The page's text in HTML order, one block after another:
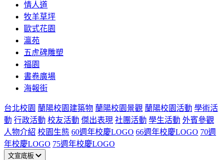
情人道
牧羊草坪
歐式花園
瀛苑
五虎碑雕塑
福園
書卷廣場
海報街
台北校園 蘭陽校園建築物 蘭陽校園景觀 蘭陽校園活動 學術活
動 行政活動 校友活動 傑出表現 社團活動 學生活動 外賓參觀
人物介紹 校園生態 60週年校慶LOGO 66週年校慶LOGO 70週
年校慶LOGO 75週年校慶LOGO
文宣底板